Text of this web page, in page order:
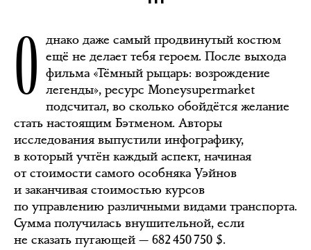
О днако даже самый продвинутый костюм
ещё не делает тебя героем. После выхода
фильма «Тёмный рыцарь: возрождение
легенды», ресурс Moneysupermarket
подсчитал, во сколько обойдётся желание
стать настоящим Бэтменом. Авторы
исследования выпустили инфографику,
в который учтён каждый аспект, начиная
от стоимости самого особняка Уэйнов
и заканчивая стоимостью курсов
по управлению различными видами транспорта.
Сумма получилась внушительной, если
не сказать пугающей — 682 450 750 $.